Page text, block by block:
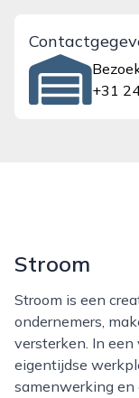
+31
Stroom
Stroom is een creatieve broedplaats in lent waar
ondernemers,
versterken. In een
eigentijdse
samenwerking en